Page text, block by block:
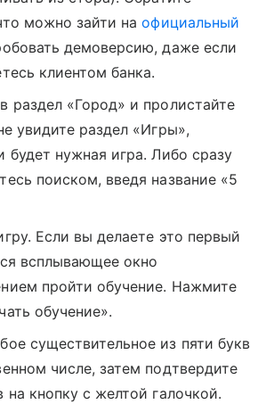
можно зайти наофициальный
демоверсию, даже если
клиентом банка.
раздел «Город» и пролистайте
увидите раздел «Игры»,
будет нужная игра. Либо сразу
поиском, введя название «5
Если вы делаете это первый
всплывающее окно
пройти обучение. Нажмите
обучение».
существительное из пяти букв
числе, затем подтвердите
на кнопку с желтой галочкой.